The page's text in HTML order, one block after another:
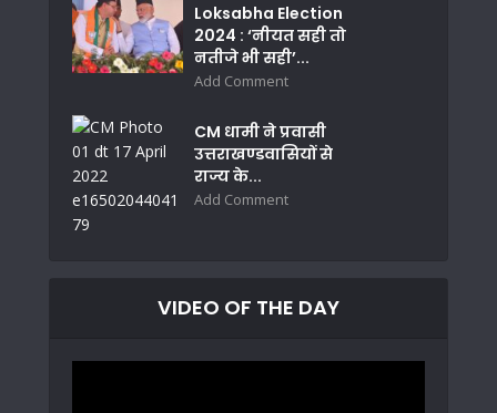
Loksabha Election
2024 : ‘नीयत सही तो
नतीजे भी सही’...
Add Comment
CM धामी ने प्रवासी
उत्तराखण्डवासियों से
राज्य के...
Add Comment
VIDEO OF THE DAY